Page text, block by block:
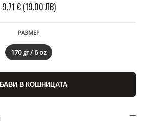
9.71 € (19.00 ЛВ)
РАЗМЕР
170 gr / 6 oz